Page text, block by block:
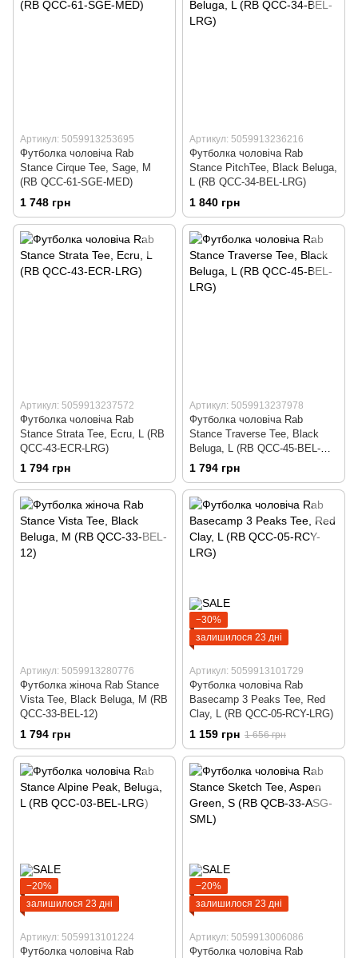
Артикул: 5059913253695
Футболка чоловіча Rab
Stance Cirque Tee, Sage, M
(RB QCC-61-SGE-MED)
1 748 грн
Артикул: 5059913236216
Футболка чоловіча Rab
Stance PitchTee, Black Beluga,
L (RB QCC-34-BEL-LRG)
1 840 грн
Артикул: 5059913237572
Футболка чоловіча Rab
Stance Strata Tee, Ecru, L (RB
QCC-43-ECR-LRG)
1 794 грн
Артикул: 5059913237978
Футболка чоловіча Rab
Stance Traverse Tee, Black
Beluga, L (RB QCC-45-BEL-
LRG)
1 794 грн
Артикул: 5059913280776
Футболка жіноча Rab Stance
Vista Tee, Black Beluga, M (RB
QCC-33-BEL-12)
1 794 грн
−30%
залишилося 23 дні
Артикул: 5059913101729
Футболка чоловіча Rab
Basecamp 3 Peaks Tee, Red
Clay, L (RB QCC-05-RCY-LRG)
1 159 грн 1 656 грн
−20%
залишилося 23 дні
Артикул: 5059913101224
Футболка чоловіча Rab
−20%
залишилося 23 дні
Артикул: 5059913006086
Футболка чоловіча Rab